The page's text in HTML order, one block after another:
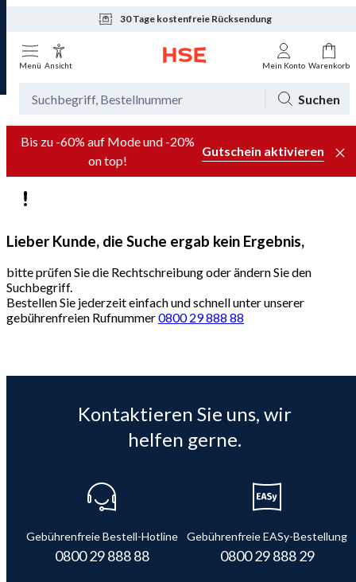
30 Tage kostenfreie Rücksendung
Tagesaktuelle Angebote
Menü Ansicht Mein Konto Warenkorb
Suchen
Bis zu -60% auf Mode und -20%
on top!
Gutschein aktivieren
Lieber Kunde, die Suche ergab kein Ergebnis,
bitte prüfen Sie die Rechtschreibung oder ändern Sie den
Suchbegriff.
Bestellen Sie jederzeit einfach und schnell unter unserer
gebührenfreien Rufnummer0800 29 888 88
Kontaktieren Sie uns, wir
helfen gerne.
Gebührenfreie Bestell-Hotline
0800 29 888 88
Gebührenfreie EASy-Bestellung
0800 29 888 29